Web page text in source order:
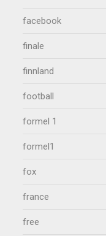
facebook
finale
finnland
football
formel 1
formel1
fox
france
free